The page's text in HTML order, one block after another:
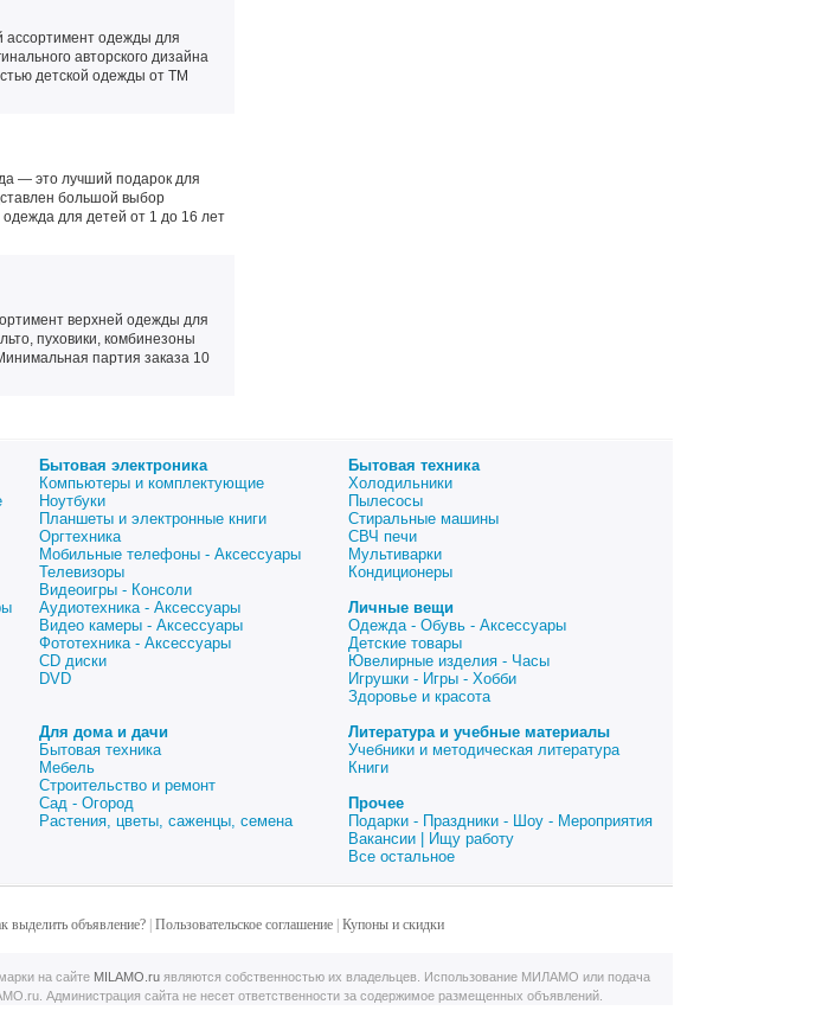
одежды для
авторского дизайна
детской одежды от ТМ
— это лучший подарок для
большой выбор
для детей от 1 до 16 лет
верхней одежды для
пуховики, комбинезоны
партия заказа 10
Бытовая электроника
Компьютеры и комплектующие
Ноутбуки
Планшеты и электронные книги
Оргтехника
Мобильные телефоны - Аксессуары
Телевизоры
Видеоигры - Консоли
Аудиотехника - Аксессуары
Видео камеры - Аксессуары
Фототехника - Аксессуары
CD диски
DVD
Бытовая техника
Холодильники
Пылесосы
Стиральные машины
СВЧ печи
Мультиварки
Кондиционеры
Личные вещи
Одежда - Обувь - Аксессуары
Детские товары
Ювелирные изделия - Часы
Игрушки - Игры - Хобби
Здоровье и красота
Для дома и дачи
Бытовая техника
Мебель
Строительство и ремонт
Сад - Огород
Растения, цветы, саженцы, семена
Литература и учебные материалы
Учебники и методическая литература
Книги
Прочее
Подарки - Праздники - Шоу - Мероприятия
Вакансии | Ищу работу
Все остальное
выделить объявление?| Пользовательское соглашение| Купоны и скидки
на сайте MILAMO.ru являются собственностью их владельцев. Использование МИЛАМО или подача
Администрация сайта не несет ответственности за содержимое размещенных объявлений.